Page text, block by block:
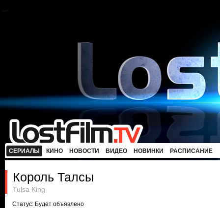
СЕРИАЛЫ КИНО НОВОСТИ ВИДЕО НОВИНКИ РАСПИСАНИЕ
Король Талсы
Tulsa King
Статус: Будет объявлено